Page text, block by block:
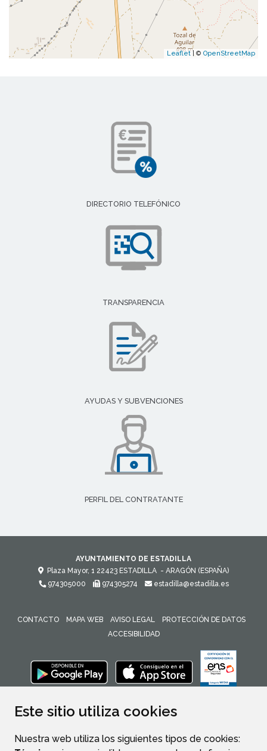
Este sitio utiliza cookies
Nuestra web utiliza los siguientes tipos de cookies:
Leaflet| © OpenStreetMap
DIRECTORIO TELEFÓNICO
TRANSPARENCIA
AYUDAS Y SUBVENCIONES
PERFIL DEL CONTRATANTE
AYUNTAMIENTO DE ESTADILLA
Plaza Mayor, 1 22423 ESTADILLA - ARAGÓN (ESPAÑA)
974305000
974305274 estadilla@estadilla.es
CONTACTO MAPA WEB AVISO LEGAL
PROTECCIÓN DE DATOS
ACCESIBILIDAD